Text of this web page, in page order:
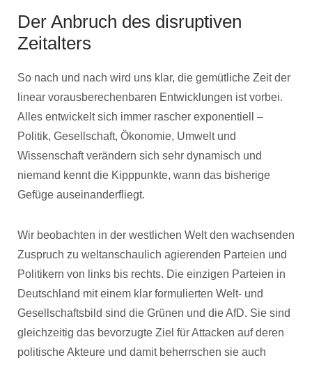
Der Anbruch des disruptiven
Zeitalters
So nach und nach wird uns klar, die gemütliche Zeit der
linear vorausberechenbaren Entwicklungen ist vorbei.
Alles entwickelt sich immer rascher exponentiell –
Politik, Gesellschaft, Ökonomie, Umwelt und
Wissenschaft verändern sich sehr dynamisch und
niemand kennt die Kipppunkte, wann das bisherige
Gefüge auseinanderfliegt.
Wir beobachten in der westlichen Welt den wachsenden
Zuspruch zu weltanschaulich agierenden Parteien und
Politikern von links bis rechts. Die einzigen Parteien in
Deutschland mit einem klar formulierten Welt- und
Gesellschaftsbild sind die Grünen und die AfD. Sie sind
gleichzeitig das bevorzugte Ziel für Attacken auf deren
politische Akteure und damit beherrschen sie auch